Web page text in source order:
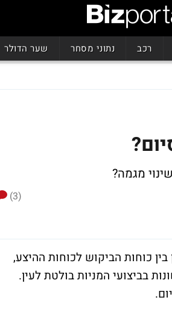
רכב נתוני מסחר שער הדולר
(3)
בין כוחות הביקוש לכוחות ההיצע,
בביצועי המניות בולטת לעין.